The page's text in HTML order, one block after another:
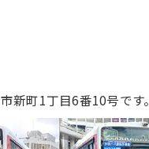
新町1丁目6番10号です。